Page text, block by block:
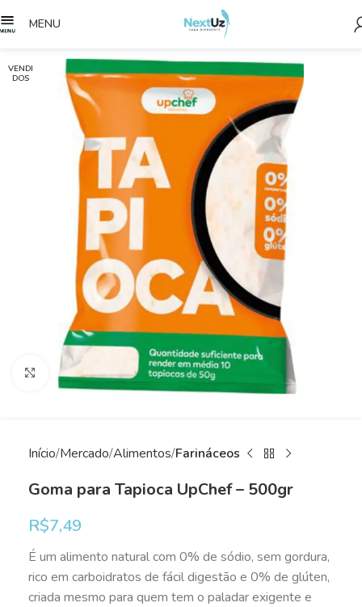
MENU
VENDI
DOS
Clique para ampliar
Início Mercado Alimentos Farináceos
Goma para Tapioca UpChef – 500gr
R$7,49
É um alimento natural com 0% de sódio, sem gordura,
rico em carboidratos de fácil digestão e 0% de glúten,
criada mesmo para quem tem o paladar exigente e